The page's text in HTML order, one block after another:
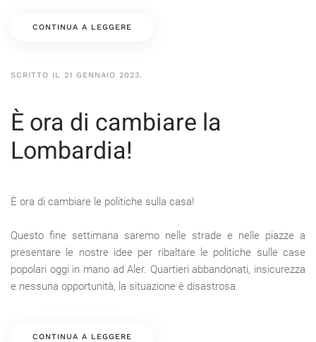
CONTINUA A LEGGERE
SCRITTO IL 21 GENNAIO 2023.
È ora di cambiare la
Lombardia!
È ora di cambiare le politiche sulla casa!
Questo fine settimana saremo nelle strade e nelle piazze a
presentare le nostre idee per ribaltare le politiche sulle case
popolari oggi in mano ad Aler. Quartieri abbandonati, insicurezza
e nessuna opportunità, la situazione è disastrosa.
CONTINUA A LEGGERE